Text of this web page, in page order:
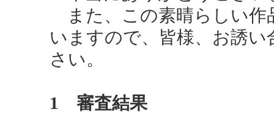
また、この素晴らしい作
いますので、皆様、お誘
さい。
1 審査結果